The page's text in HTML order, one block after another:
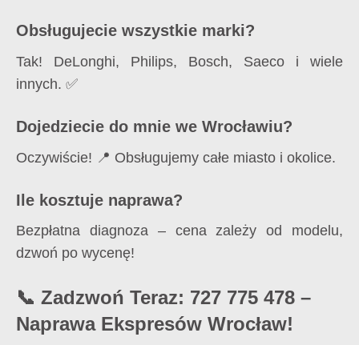
Obsługujecie wszystkie marki?
Tak! DeLonghi, Philips, Bosch, Saeco i wiele
innych. ✅
Dojedziecie do mnie we Wrocławiu?
Oczywiście! 📍 Obsługujemy całe miasto i okolice.
Ile kosztuje naprawa?
Bezpłatna diagnoza – cena zależy od modelu,
dzwoń po wycenę!
📞 Zadzwoń Teraz: 727 775 478 –
Naprawa Ekspresów Wrocław!